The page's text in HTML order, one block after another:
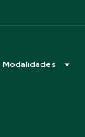
Modalidades